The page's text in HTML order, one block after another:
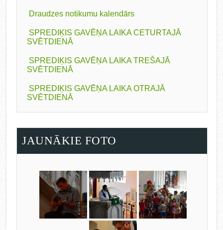
Draudzes notikumu kalendārs
SPREDIĶIS GAVĒŅA LAIKA CETURTAJĀ
SVĒTDIENĀ
SPREDIĶIS GAVĒŅA LAIKA TREŠAJĀ
SVĒTDIENĀ
SPREDIĶIS GAVĒŅA LAIKA OTRAJĀ
SVĒTDIENĀ
JAUNĀKIE FOTO